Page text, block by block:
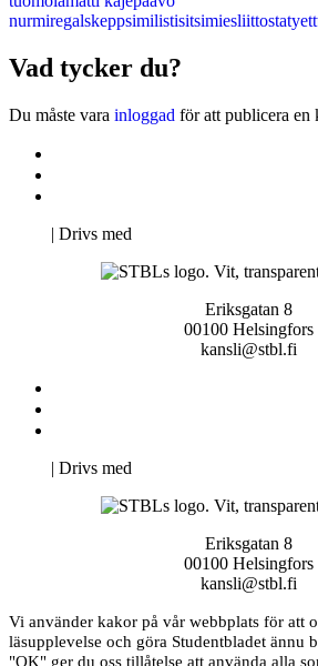
nurmiregalskeppsimilistisitsimiesliittostatyett
Vad tycker du?
Du måste vara inloggad för att publicera en
| Drivs med
Eriksgatan 8
00100 Helsingfors
kansli@stbl.fi
| Drivs med
Eriksgatan 8
00100 Helsingfors
kansli@stbl.fi
Vi använder kakor på vår webbplats för att
läsupplevelse och göra Studentbladet ännu
"OK" ger du oss tillåtelse att använda alla